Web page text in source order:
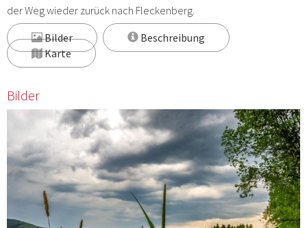
der Weg wieder zurück nach Fleckenberg.
Bilder
Beschreibung
Karte
Bilder